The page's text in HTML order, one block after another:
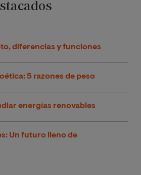
diferencias y funciones
5 razones de peso
energías renovables
Un futuro lleno de